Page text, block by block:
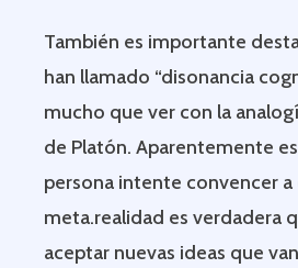
También es importante
han llamado “disonancia
mucho que ver con la
de Platón. Aparentemente
persona intente convencer
meta.realidad es verdadera
aceptar nuevas ideas que